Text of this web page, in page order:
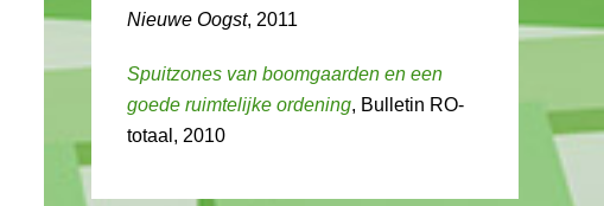
Nieuwe Oogst, 2011
Spuitzones van boomgaarden en een
goede ruimtelijke ordening, Bulletin RO-
totaal, 2010